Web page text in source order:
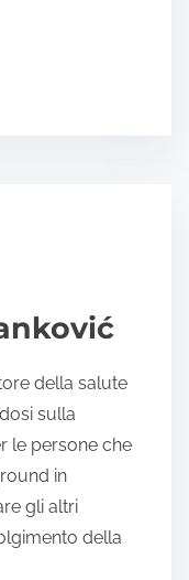
della salute
sulla
le persone che
in
gli altri
della